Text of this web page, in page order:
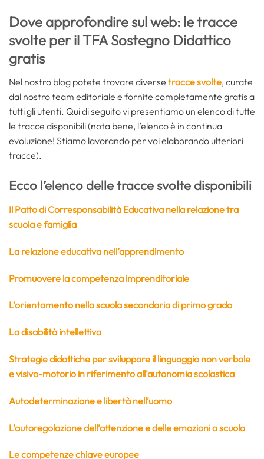
Dove approfondire sul web: le tracce
svolte per il TFA Sostegno Didattico
gratis
Nel nostro blog potete trovare diverse tracce svolte, curate
dal nostro team editoriale e fornite completamente gratis a
tutti gli utenti. Qui di seguito vi presentiamo un elenco di tutte
le tracce disponibili (nota bene, l’elenco è in continua
evoluzione! Stiamo lavorando per voi elaborando ulteriori
tracce).
Ecco l’elenco delle tracce svolte disponibili
Il Patto di Corresponsabilità Educativa nella relazione tra
scuola e famiglia
La relazione educativa nell’apprendimento
Promuovere la competenza imprenditoriale
L’orientamento nella scuola secondaria di primo grado
La disabilità intellettiva
Strategie didattiche per sviluppare il linguaggio non verbale
e visivo-motorio in riferimento all’autonomia scolastica
Autodeterminazione e libertà nell’uomo
L’autoregolazione dell’attenzione e delle emozioni a scuola
Le competenze chiave europee